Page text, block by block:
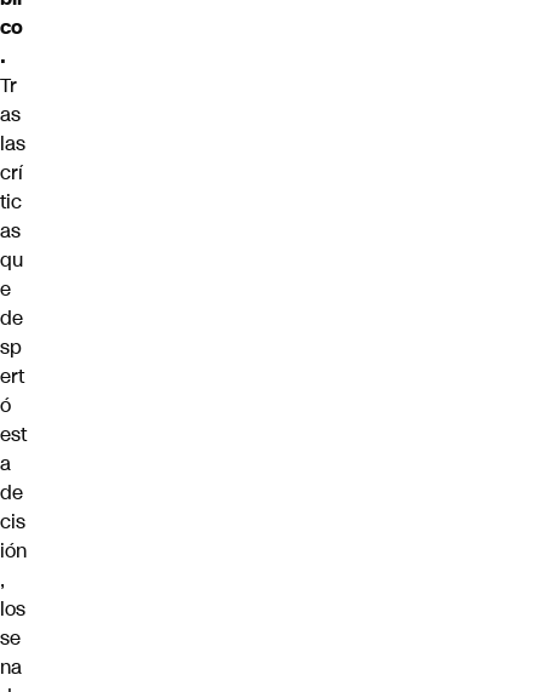
co
.
Tr
as
las
crí
tic
as
qu
e
de
sp
ert
ó
est
a
de
cis
ión
,
los
se
na